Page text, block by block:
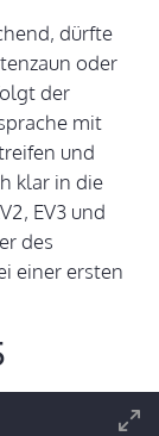
dürfte
oder
der
mit
und
klar in die
EV3 und
des
einer ersten